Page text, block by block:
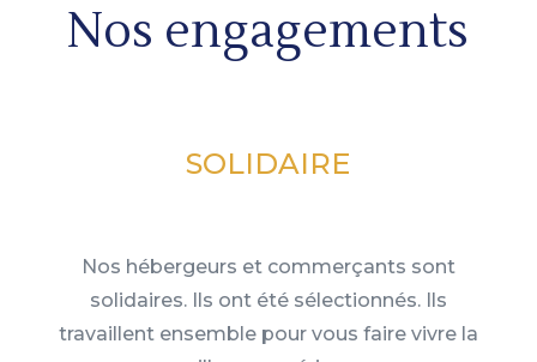
Nos engagements
SOLIDAIRE
Nos hébergeurs et commerçants sont
solidaires. Ils ont été sélectionnés. Ils
travaillent ensemble pour vous faire vivre la